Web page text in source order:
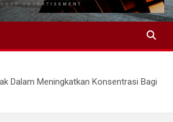
Dalam Meningkatkan Konsentrasi Bagi